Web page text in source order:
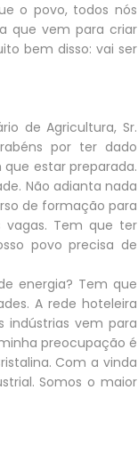
o povo, todos nós
que vem para criar
bem disso: vai ser
de Agricultura, Sr.
por ter dado
estar preparada.
Não adianta nada
de formação para
vagas. Tem que ter
povo precisa de
energia? Tem que
A rede hoteleira
indústrias vem para
preocupação é
Com a vinda
Somos o maior